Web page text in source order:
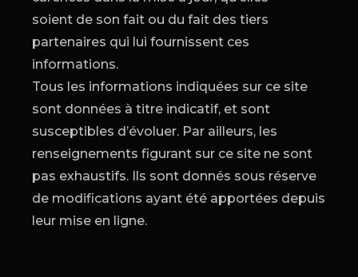
soient de son fait ou du fait des tiers
partenaires qui lui fournissent ces
informations.
Tous les informations indiquées sur ce site
sont données à titre indicatif, et sont
susceptibles d’évoluer. Par ailleurs, les
renseignements figurant sur ce site ne sont
pas exhaustifs. Ils sont donnés sous réserve
de modifications ayant été apportées depuis
leur mise en ligne.